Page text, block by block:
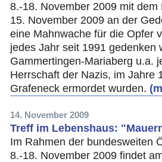
8.-18. November 2009 mit
15. November 2009 an der
eine Mahnwache für die Opfer
jedes Jahr seit 1991 gedenken
Gammertingen-Mariaberg u.a.
Herrschaft der Nazis, im Jahre
Grafeneck ermordet wurden.
14. November 2009
Treff im Lebenshaus:
Im Rahmen der bundesweiten
8.-18. November 2009 findet